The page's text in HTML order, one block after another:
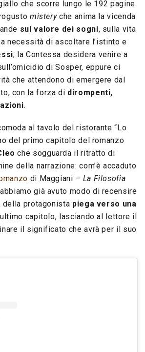
che scorre lungo le 192 pagine
misteryche anima la vicenda
sul valore dei sogni, sulla vita
necessità di ascoltare l’istinto e
; la Contessa desidera venire a
di Sosper, eppure ci
che attendono di emergere dal
con la forza di dirompenti,
.
al tavolo del ristorante “Lo
del primo capitolo del romanzo
che sogguarda il ritratto di
della narrazione: com’è accaduto
di Maggiani – La Filosofia
già avuto modo di recensire
della protagonista piega verso una
capitolo, lasciando al lettore il
il significato che avrà per il suo